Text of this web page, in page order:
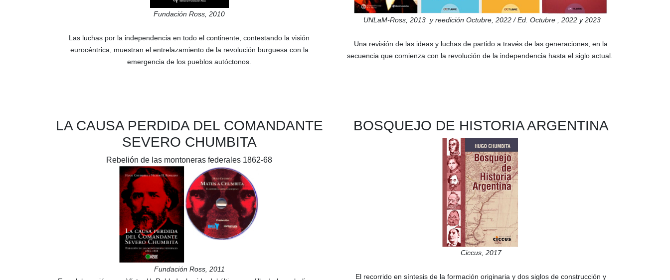
Fundación Ross, 2010
Las luchas por la independencia en todo el continente, contestando la visión
eurocéntrica, muestran el entrelazamiento de la revolución burguesa con la
emergencia de los pueblos autóctonos.
UNLaM-Ross, 2013y reedición Octubre, 2022/Ed. Octubre 2022 y 2023
Una revisión de las ideas y luchas de partido a través de las generaciones, en la
secuencia que comienza con la revolución de la independencia hasta el siglo actual.
LA CAUSA PERDIDA DEL COMANDANTE
SEVERO CHUMBITA
Rebelión de las montoneras federales 1862-68
Fundación Ross, 2011
BOSQUEJO DE HISTORIA ARGENTINA
Ciccus, 2017
El recorrido en síntesis de la formación originaria y dos siglos de construcción y